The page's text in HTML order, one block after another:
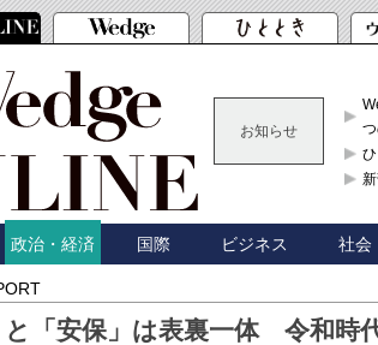
お知らせ
つ
政治・経済 国際 ビジネス 社会
と「安保」は表裏一体 令和時